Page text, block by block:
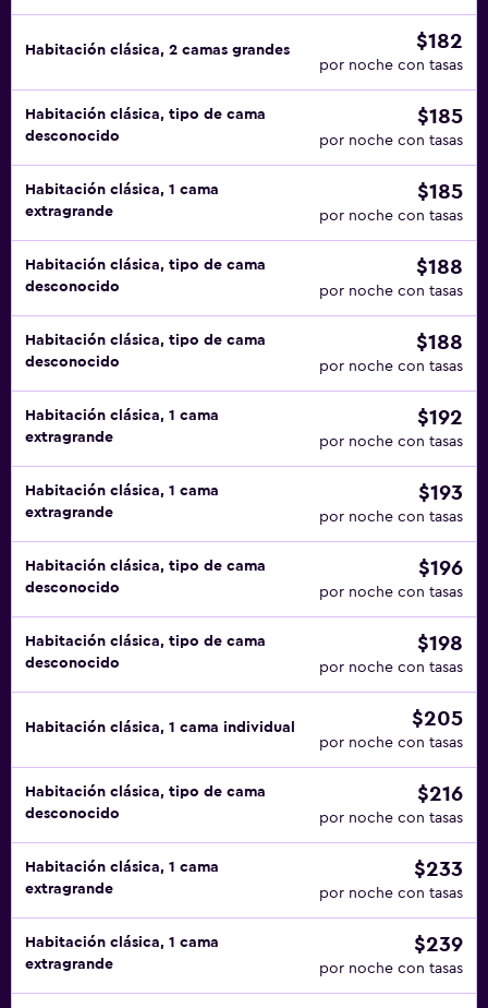
Habitación clásica, 2 camas grandes $182
por noche con tasas
Habitación clásica, tipo de cama
desconocido
$185
por noche con tasas
Habitación clásica, 1 cama
extragrande
$185
por noche con tasas
Habitación clásica, tipo de cama
desconocido
$188
por noche con tasas
Habitación clásica, tipo de cama
desconocido
$188
por noche con tasas
Habitación clásica, 1 cama
extragrande
$192
por noche con tasas
Habitación clásica, 1 cama
extragrande
$193
por noche con tasas
Habitación clásica, tipo de cama
desconocido
$196
por noche con tasas
Habitación clásica, tipo de cama
desconocido
$198
por noche con tasas
Habitación clásica, 1 cama individual $205
por noche con tasas
Habitación clásica, tipo de cama
desconocido
$216
por noche con tasas
Habitación clásica, 1 cama
extragrande
$233
por noche con tasas
Habitación clásica, 1 cama
extragrande
$239
por noche con tasas